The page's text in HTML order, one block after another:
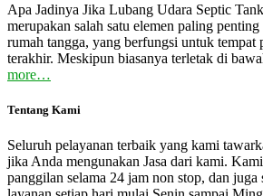
Apa Jadinya Jika Lubang Udara Septic
merupakan salah satu elemen paling penting
rumah tangga, yang berfungsi untuk tempat
terakhir. Meskipun biasanya terletak di
more…
Tentang Kami
Seluruh pelayanan terbaik yang kami
jika Anda mengunakan Jasa dari kami.
panggilan selama 24 jam non stop, dan juga